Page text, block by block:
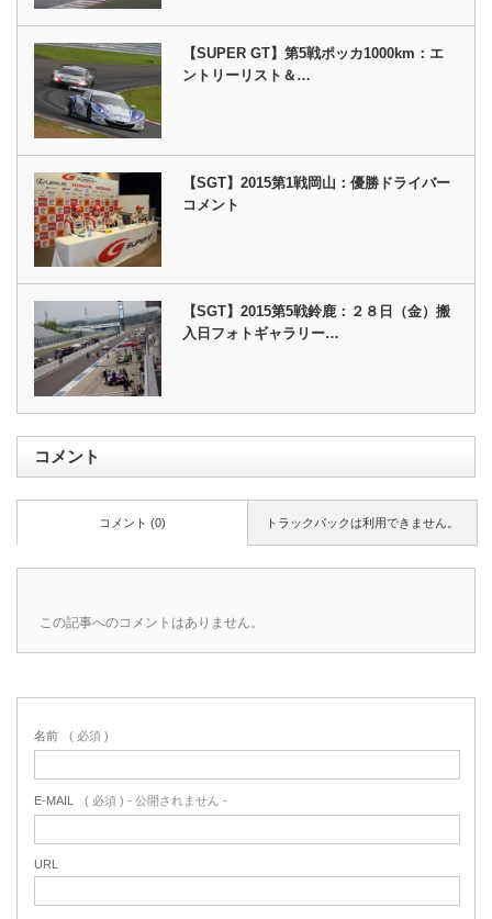
【SUPER GT】第5戦ポッカ1000km：エ
ントリーリスト＆…
【SGT】2015第1戦岡山：優勝ドライバー
コメント
【SGT】2015第5戦鈴鹿：２８日（金）搬
入日フォトギャラリー…
コメント
トラックバックは利用できません。
コメント (0)
この記事へのコメントはありません。
名前 ( 必須 )
E-MAIL ( 必須 ) - 公開されません -
URL